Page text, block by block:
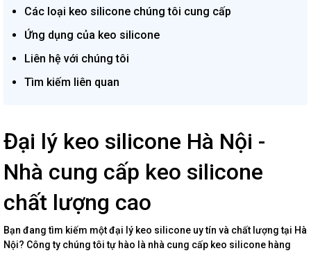
Các loại keo silicone chúng tôi cung cấp
Ứng dụng của keo silicone
Liên hệ với chúng tôi
Tìm kiếm liên quan
Đại lý keo silicone Hà Nội -
Nhà cung cấp keo silicone
chất lượng cao
Bạn đang tìm kiếm một đại lý keo silicone uy tín và chất lượng tại Hà
Nội? Công ty chúng tôi tự hào là nhà cung cấp keo silicone hàng